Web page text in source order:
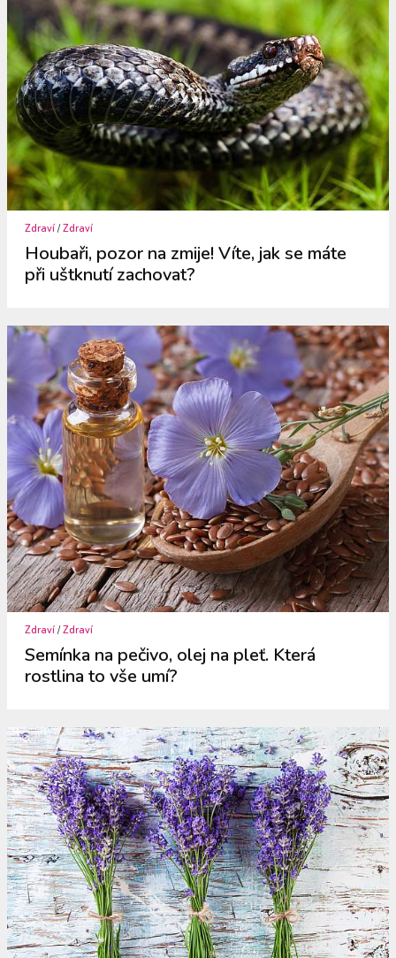
Zdraví /Zdraví
Houbaři, pozor na zmije! Víte, jak se máte
při uštknutí zachovat?
Zdraví /Zdraví
Semínka na pečivo, olej na pleť. Která
rostlina to vše umí?